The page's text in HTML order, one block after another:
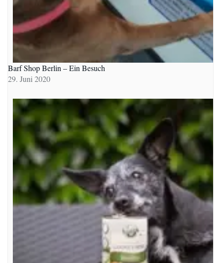
Barf Shop Berlin – Ein Besuch
29. Juni 2020